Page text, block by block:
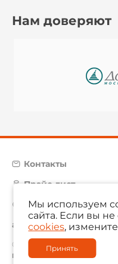
Нам доверяют
Контакты
Прайс-лист
Карта сайта
aam@aamsystems.ru
© 2004 — 2026 «AAM
Политика обработки
Мы используем
сайта. Если вы
cookies,
Принять